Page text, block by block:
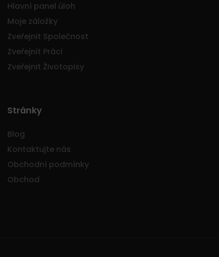
Hlavní panel úloh
Moje záložky
Zveřejnit Společnost
Zveřejnit Práci
Zveřejnit Životopisy
Stránky
Blog
Kontaktujte nás
Obchodní podmínky
Obchod